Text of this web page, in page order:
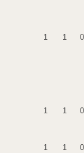
1 1 0
1 1 0
1 1 0